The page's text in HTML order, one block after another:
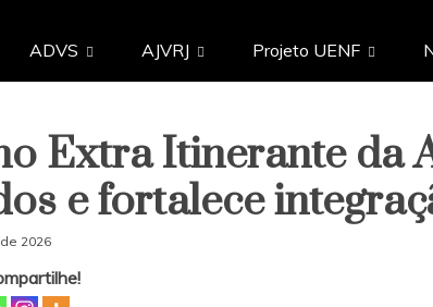
ADVS AJVRJ Projeto UENF
Extra Itinerante da
e fortalece
2026